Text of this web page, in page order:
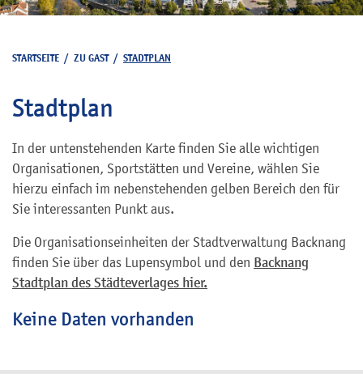
STARTSEITE / ZU GAST/ STADTPLAN
Stadtplan
In der untenstehenden Karte finden Sie alle wichtigen
Organisationen, Sportstätten und Vereine, wählen Sie
hierzu einfach im nebenstehenden gelben Bereich den für
Sie interessanten Punkt aus.
Die Organisationseinheiten der Stadtverwaltung Backnang
finden Sie über das Lupensymbol und den Backnang
Stadtplan des Städteverlages hier.
Keine Daten vorhanden